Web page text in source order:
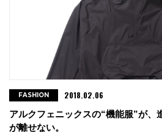
アルクフェニックスの“機能服”が、
が離せない。
FASHION 2018.02.06